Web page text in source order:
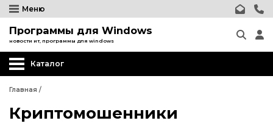
Меню
Программы для Windows
новости ит, программы для windows
Каталог
Главная /
Криптомошенники